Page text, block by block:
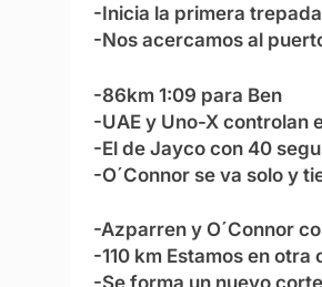
-Inicia la primera
-Nos acercamos al
-86km 1:09 para Ben
-UAE y Uno-X controlan
-El de Jayco con 40
-O´Connor se va solo y
-Azparren y O´Connor
-110 km Estamos en